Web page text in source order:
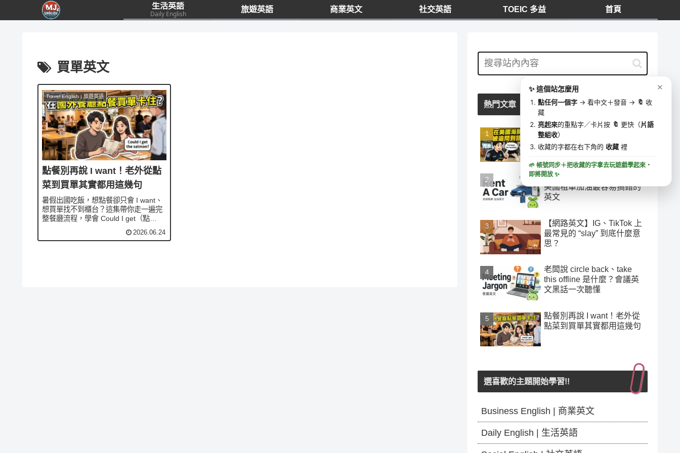
生活英語
Daily English
旅遊英語 商業英文 社交英語 TOEIC 多益 首頁
買單英文
Travel English | 旅遊英語
點餐別再說 I want！老外從點
菜到買單其實都用這幾句
暑假出國吃飯，想點餐卻只會 I want、
想買單找不到櫃台？這集帶你走一遍完
整餐廳流程，學會 Could I get（點
the side（醬另外放）、the check（帳
2026.06.24
熱門文章
在美國海關被追問到語塞？
5 個移民官必問句型，這樣
答就過關
「加油」千萬別說 add oil！
美國租車加油最容易搞錯的
英文
【網路英文】IG、TikTok 上
最常見的 “slay” 到底什麼意
思？
老闆說 circle back、take
this offline 是什麼？會議英
文黑話一次聽懂
點餐別再說 I want！老外從
點菜到買單其實都用這幾句
選喜歡的主題開始學習!!
Business English | 商業英文
Daily English | 生活英語
我的收藏 0 字 ⋯
🔍
✨ 這個站怎麼用
點任何一個字 → 看中文＋發音 → 🔖 收
藏
亮起來的重點字／卡片按 🔖 更快（片語
整組收）
收藏的字都在右下角的 收藏 裡
🌱 帳號同步＋把收藏的字拿去玩遊戲學起來・
即將開放 ✨
✕